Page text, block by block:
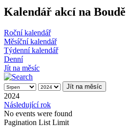
Kalendář akcí na Boudě
Roční kalendář
Měsíční kalendář
Týdenní kalendář
Denní
Jít na měsíc
Jít na měsíc
2024
Následující rok
No events were found
Pagination List Limit